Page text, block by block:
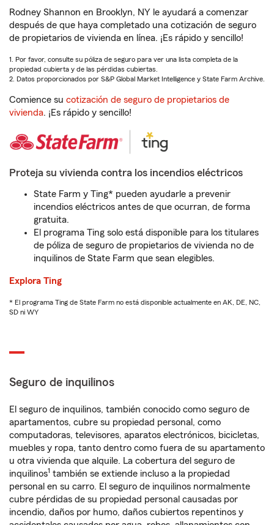
Rodney Shannon en Brooklyn, NY le ayudará a comenzar
después de que haya completado una cotización de seguro
de propietarios de vivienda en línea. ¡Es rápido y sencillo!
1. Por favor, consulte su póliza de seguro para ver una lista completa de la
propiedad cubierta y de las pérdidas cubiertas.
2. Datos proporcionados por S&P Global Market Intelligence y State Farm Archive.
Comience su cotización de seguro de propietarios de
vivienda. ¡Es rápido y sencillo!
Proteja su vivienda contra los incendios eléctricos
State Farm y Ting* pueden ayudarle a prevenir
incendios eléctricos antes de que ocurran, de forma
gratuita.
El programa Ting solo está disponible para los titulares
de póliza de seguro de propietarios de vivienda no de
inquilinos de State Farm que sean elegibles.
Explora Ting
* El programa Ting de State Farm no está disponible actualmente en AK, DE, NC,
SD ni WY
Seguro de inquilinos
El seguro de inquilinos, también conocido como seguro de
apartamentos, cubre su propiedad personal, como
computadoras, televisores, aparatos electrónicos, bicicletas,
muebles y ropa, tanto dentro como fuera de su apartamento
u otra vivienda que alquile. La cobertura del seguro de
inquilinos1 también se extiende incluso a la propiedad
personal en su carro. El seguro de inquilinos normalmente
cubre pérdidas de su propiedad personal causadas por
incendio, daños por humo, daños cubiertos repentinos y